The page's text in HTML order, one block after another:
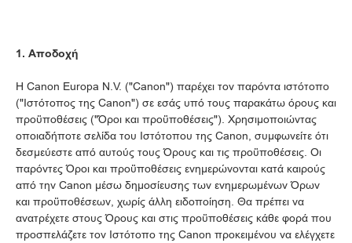
1. Αποδοχή
Η Canon Europa N.V. ("Canon") παρέχει τον παρόντα ιστότοπο
("Ιστότοπος της Canon") σε εσάς υπό τους παρακάτω όρους και
προϋποθέσεις ("Όροι και προϋποθέσεις"). Χρησιμοποιώντας
οποιαδήποτε σελίδα του Ιστότοπου της Canon, συμφωνείτε ότι
δεσμεύεστε από αυτούς τους Όρους και τις προϋποθέσεις. Οι
παρόντες Όροι και προϋποθέσεις ενημερώνονται κατά καιρούς
από την Canon μέσω δημοσίευσης των ενημερωμένων Όρων
και προϋποθέσεων, χωρίς άλλη ειδοποίηση. Θα πρέπει να
ανατρέχετε στους Όρους και στις προϋποθέσεις κάθε φορά που
προσπελάζετε τον Ιστότοπο της Canon προκειμένου να ελέγχετε